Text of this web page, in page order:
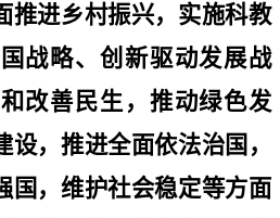
推进乡村振兴，实施科教
战略、创新驱动发展战
改善民生，推动绿色发
，推进全面依法治国，
国，维护社会稳定等方面